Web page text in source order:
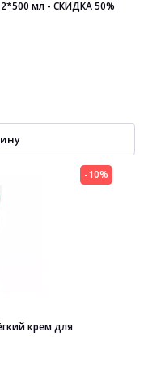
мл - СКИДКА 50%
крем для
-10%